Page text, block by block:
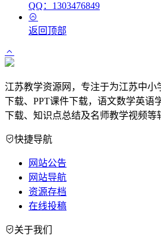
QQ：1303476849
返回顶部
江苏教学资源网，专注于为江苏中
下载、PPT课件下载，语文数学英语
下载、知识点总结及名师教学视频等
快捷导航
网站公告
网站导航
资源存档
在线投稿
关于我们